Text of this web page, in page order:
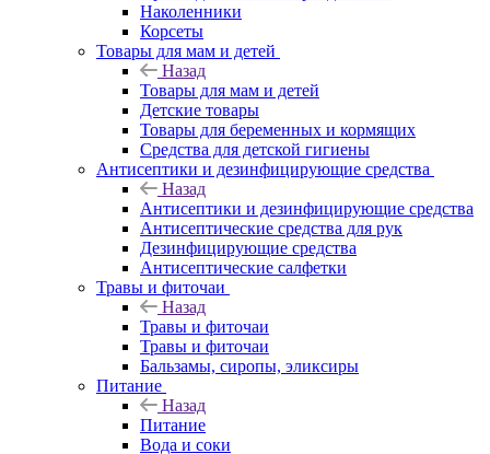
Наколенники
Корсеты
Товары для мам и детей
Назад
Товары для мам и детей
Детские товары
Товары для беременных и кормящих
Средства для детской гигиены
Антисептики и дезинфицирующие средства
Назад
Антисептики и дезинфицирующие средства
Антисептические средства для рук
Дезинфицирующие средства
Антисептические салфетки
Травы и фиточаи
Назад
Травы и фиточаи
Травы и фиточаи
Бальзамы, сиропы, эликсиры
Питание
Назад
Питание
Вода и соки